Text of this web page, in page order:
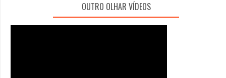
OUTRO OLHAR VÍDEOS